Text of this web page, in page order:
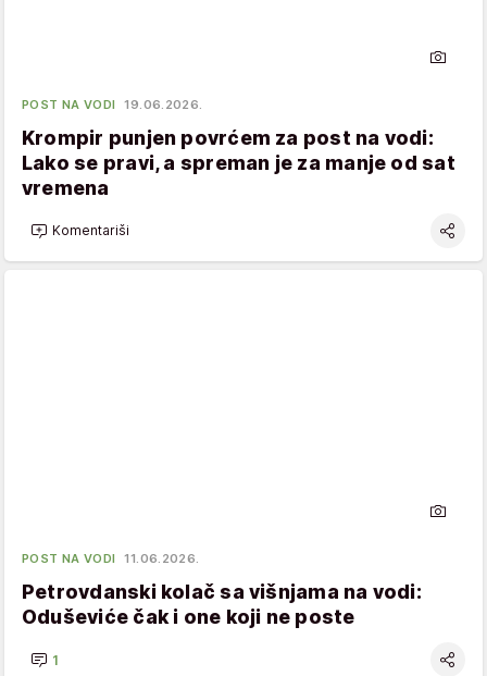
POST NA VODI 19.06.2026.
Krompir punjen povrćem za post na vodi:
Lako se pravi, a spreman je za manje od sat
vremena
Komentariši
POST NA VODI 11.06.2026.
Petrovdanski kolač sa višnjama na vodi:
Oduševiće čak i one koji ne poste
1